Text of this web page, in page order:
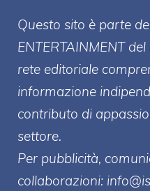
Questo sito è parte
ENTERTAINMENT del
rete editoriale
informazione
contributo di
settore.
Per pubblicità,
collaborazioni: